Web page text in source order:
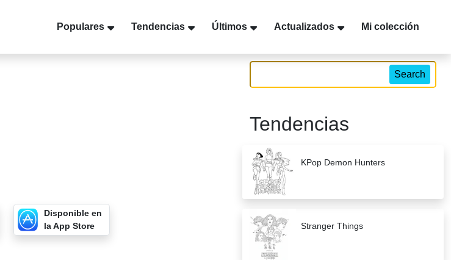
Populares Tendencias Últimos Actualizados Mi colección
Disponible en
la App Store
Search
Tendencias
KPop Demon Hunters
Stranger Things